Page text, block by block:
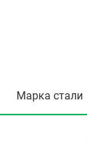
Марка стали